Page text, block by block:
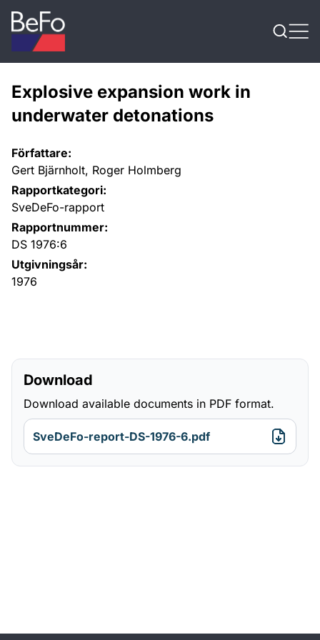
Skip to content
Explosive expansion work in
underwater detonations
Författare:
Gert Bjärnholt, Roger Holmberg
Rapportkategori:
SveDeFo-rapport
Rapportnummer:
DS 1976:6
Utgivningsår:
1976
Download
Download available documents in PDF format.
SveDeFo-report-DS-1976-6.pdf